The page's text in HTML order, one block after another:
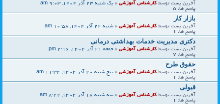
آخرین پست توسط کارشناس آموزشی « یک شنبه 23 آذر 1404, 9:03 am
پاسخ ها: 5
بازار کار
آخرین پست توسط کارشناس آموزشی « شنبه 22 آذر 1404, 10:58 am
پاسخ ها: 1
دکتری مدیریت خدمات بهداشتی درمانی
آخرین پست توسط کارشناس آموزشی « جمعه 21 آذر 1404, 2:16 pm
پاسخ ها: 7
حقوق طرح
آخرین پست توسط کارشناس آموزشی « پنج شنبه 20 آذر 1404, 11:34 am
پاسخ ها: 1
قبولی
آخرین پست توسط کارشناس آموزشی « سه شنبه 18 آذر 1404, 8:22 am
پاسخ ها: 1